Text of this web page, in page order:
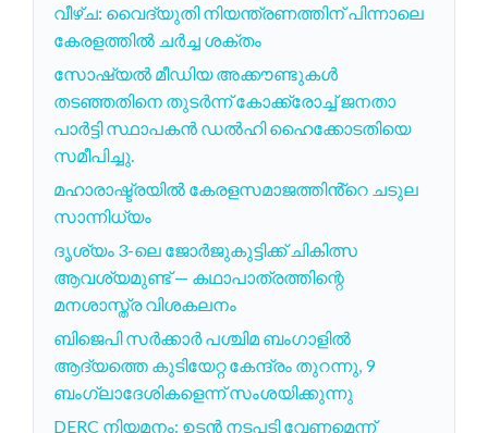
വീഴ്ച: വൈദ്യുതി നിയന്ത്രണത്തിന് പിന്നാലെ
കേരളത്തിൽ ചർച്ച ശക്തം
സോഷ്യൽ മീഡിയ അക്കൗണ്ടുകൾ
തടഞ്ഞതിനെ തുടർന്ന് കോക്ക്രോച്ച് ജനതാ
പാർട്ടി സ്ഥാപകൻ ഡൽഹി ഹൈക്കോടതിയെ
സമീപിച്ചു.
മഹാരാഷ്ട്രയിൽ കേരളസമാജത്തിൻ്റെ ചടുല
സാന്നിധ്യം
ദൃശ്യം 3-ലെ ജോര്‍ജുകുട്ടിക്ക് ചികിത്സ
ആവശ്യമുണ്ട് — കഥാപാത്രത്തിന്റെ
മനശാസ്ത്ര വിശകലനം
ബിജെപി സർക്കാർ പശ്ചിമ ബംഗാളിൽ
ആദ്യത്തെ കുടിയേറ്റ കേന്ദ്രം തുറന്നു, 9
ബംഗ്ലാദേശികളെന്ന് സംശയിക്കുന്നു
DERC നിയമനം: ഉടൻ നടപടി വേണമെന്ന്